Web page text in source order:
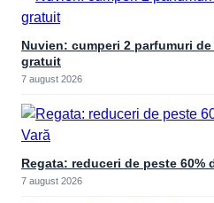
Nuvien: cumperi 2 parfumuri
gratuit
7 august 2026
Regata: reduceri de peste 60%
7 august 2026